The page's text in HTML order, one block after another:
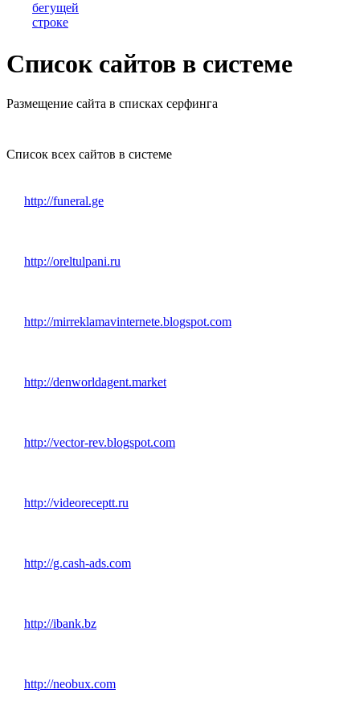
Список сайтов в системе
Размещение сайта в списках серфинга
Список всех сайтов в системе
http://funeral.ge
http://oreltulpani.ru
http://mirreklamavinternete.blogspot.com
http://denworldagent.market
http://vector-rev.blogspot.com
http://videoreceptt.ru
http://g.cash-ads.com
http://ibank.bz
http://neobux.com